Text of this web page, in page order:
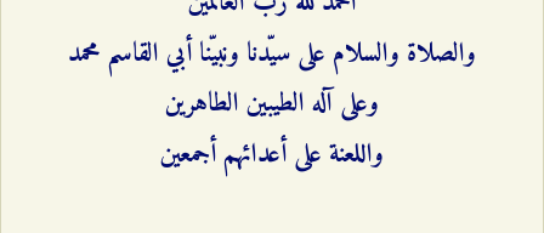
والصلاة والسلام على سيّدنا ونبيّنا أبي القاسم محمد
وعلى آله الطيبين الطاهرين
واللعنة على أعدائهم أجمعين